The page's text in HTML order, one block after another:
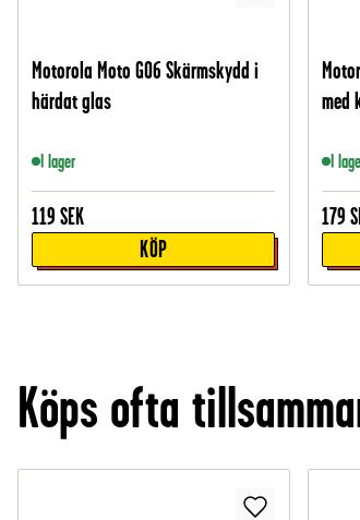
Motorola Moto G06 Skärmskydd i
härdat glas
I lager
119 SEK
KÖP
med
I
179
Köps ofta